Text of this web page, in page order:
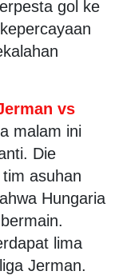
gol ke
vs
malam ini
Die
asuhan
Hungaria
lima
Jerman.